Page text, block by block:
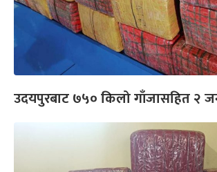
उदयपुरबाट ७५० किलो गाँजासहित २